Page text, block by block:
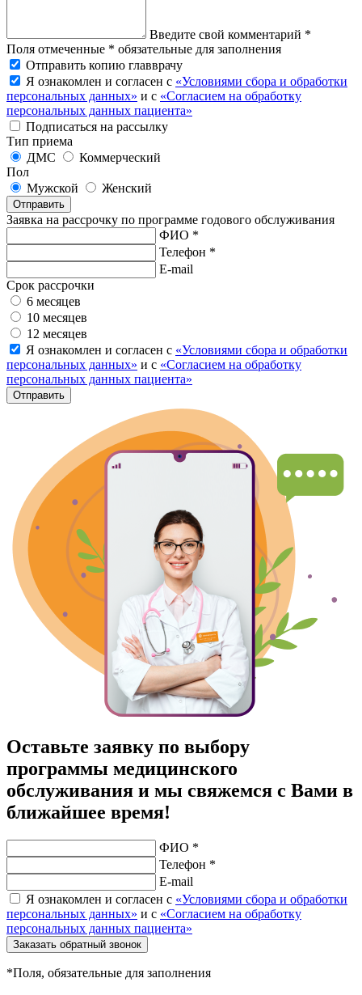
Введите свой комментарий *
Поля отмеченные * обязательные для заполнения
Отправить копию главврачу
Я ознакомлен и согласен с «Условиями сбора и обработки
персональных данных» и с «Согласием на обработку
персональных данных пациента»
Подписаться на рассылку
Тип приема
ДМС
Коммерческий
Пол
Мужской
Женский
Отправить
Заявка на рассрочку по программе годового обслуживания
ФИО *
Телефон *
E-mail
Срок рассрочки
6 месяцев
10 месяцев
12 месяцев
Я ознакомлен и согласен с «Условиями сбора и обработки
персональных данных» и с «Согласием на обработку
персональных данных пациента»
Отправить
Оставьте заявку по выбору
программы медицинского
обслуживания и мы свяжемся с Вами в
ближайшее время!
ФИО *
Телефон *
E-mail
Я ознакомлен и согласен с «Условиями сбора и обработки
персональных данных» и с «Согласием на обработку
персональных данных пациента»
Заказать обратный звонок
*Поля, обязательные для заполнения